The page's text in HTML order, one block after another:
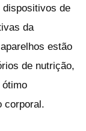
dispositivos de
da
estão
de nutrição,
corporal.